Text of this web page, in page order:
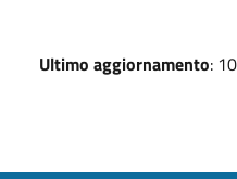
Ultimo aggiornamento: